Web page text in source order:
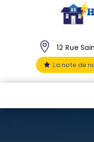
 12 Rue
 La note de